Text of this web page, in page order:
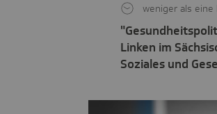
Linken im
Soziales und
weniger als